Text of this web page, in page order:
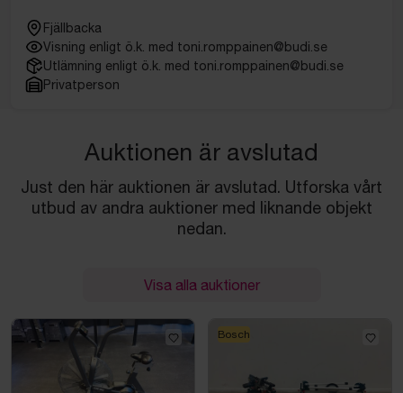
Fjällbacka
Visning enligt ö.k. med toni.romppainen@budi.se
Utlämning enligt ö.k. med toni.romppainen@budi.se
Privatperson
Auktionen är avslutad
Just den här auktionen är avslutad. Utforska vårt
utbud av andra auktioner med liknande objekt
nedan.
Visa alla auktioner
Bosch